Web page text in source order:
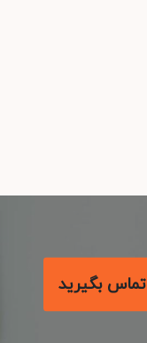
بگیرید